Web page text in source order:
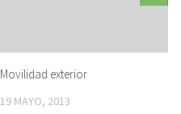
Movilidad exterior
19 MAYO, 2013